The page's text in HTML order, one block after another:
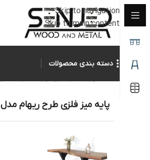
Skip to navigation
Skip to main content
دسته بندی محصولات
پایه میز فلزی طرح ریهام مدل le-1075